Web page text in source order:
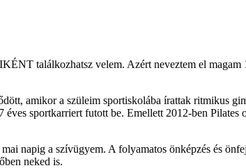
találkozhatsz velem. Azért neveztem el
amikor a szüleim sportiskolába írattak ritmikus
sportkarriert futott be. Emellett 2012-ben
mai napig a szívügyem. A folyamatos önképzés és
neked is.